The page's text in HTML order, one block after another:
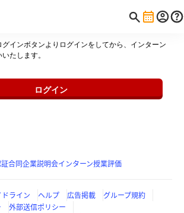
インボタンよりログインをしてから、インターン
たします。
ログイン
合同企業説明会インターン授業評価
ライン ヘルプ 広告掲載
グループ規約
外部送信ポリシー